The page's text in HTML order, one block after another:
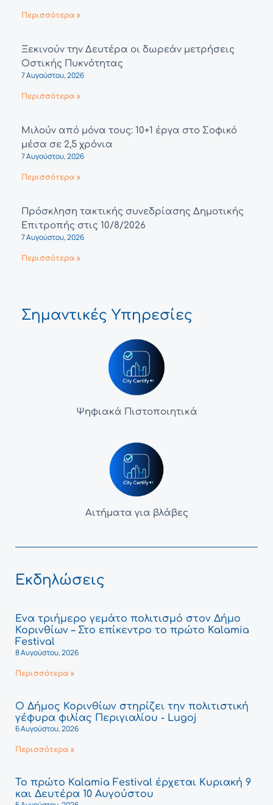
Περισσότερα »
Ξεκινούν την Δευτέρα οι δωρεάν μετρήσεις
Οστικής Πυκνότητας
7 Αυγούστου, 2026
Περισσότερα »
Μιλούν από μόνα τους: 10+1 έργα στο Σοφικό
μέσα σε 2,5 χρόνια
7 Αυγούστου, 2026
Περισσότερα »
Πρόσκληση τακτικής συνεδρίασης Δημοτικής
Επιτροπής στις 10/8/2026
7 Αυγούστου, 2026
Περισσότερα »
Σημαντικές Υπηρεσίες
Ψηφιακά Πιστοποιητικά
Αιτήματα για βλάβες
Εκδηλώσεις
Ένα τριήμερο γεμάτο πολιτισμό στον Δήμο
Κορινθίων – Στο επίκεντρο το πρώτο Kalamia
Festival
8 Αυγούστου, 2026
Περισσότερα »
Ο Δήμος Κορινθίων στηρίζει την πολιτιστική
γέφυρα φιλίας Περιγιαλίου - Lugoj
6 Αυγούστου, 2026
Περισσότερα »
Το πρώτο Kalamia Festival έρχεται Κυριακή 9
και Δευτέρα 10 Αυγούστου